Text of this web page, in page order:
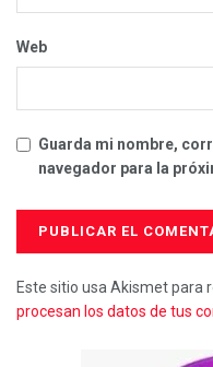
Web
Guarda mi nombre,
navegador para la
Este sitio usa Akismet para
procesan los datos de tus